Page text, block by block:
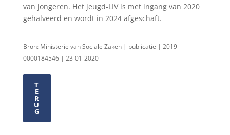
van jongeren. Het jeugd-LIV is met ingang van 2020
gehalveerd en wordt in 2024 afgeschaft.
Bron: Ministerie van Sociale Zaken | publicatie | 2019-
0000184546 | 23-01-2020
T
E
R
U
G